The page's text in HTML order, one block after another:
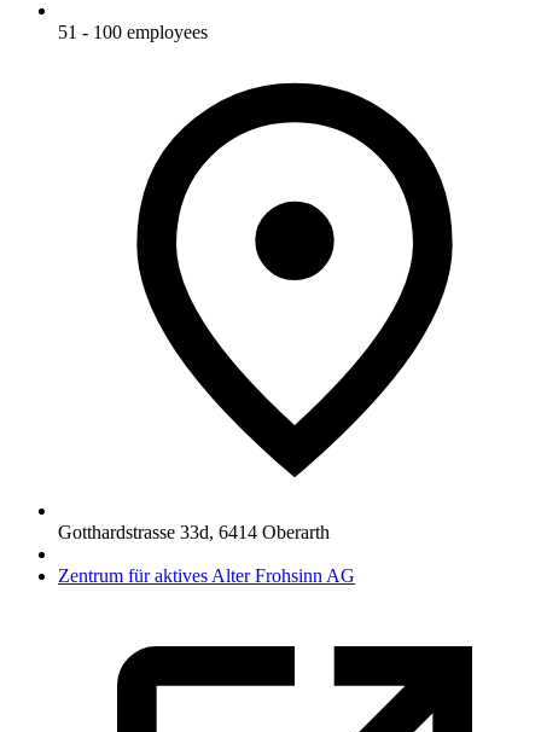
51 - 100 employees
Gotthardstrasse 33d, 6414 Oberarth
Zentrum für aktives Alter Frohsinn AG